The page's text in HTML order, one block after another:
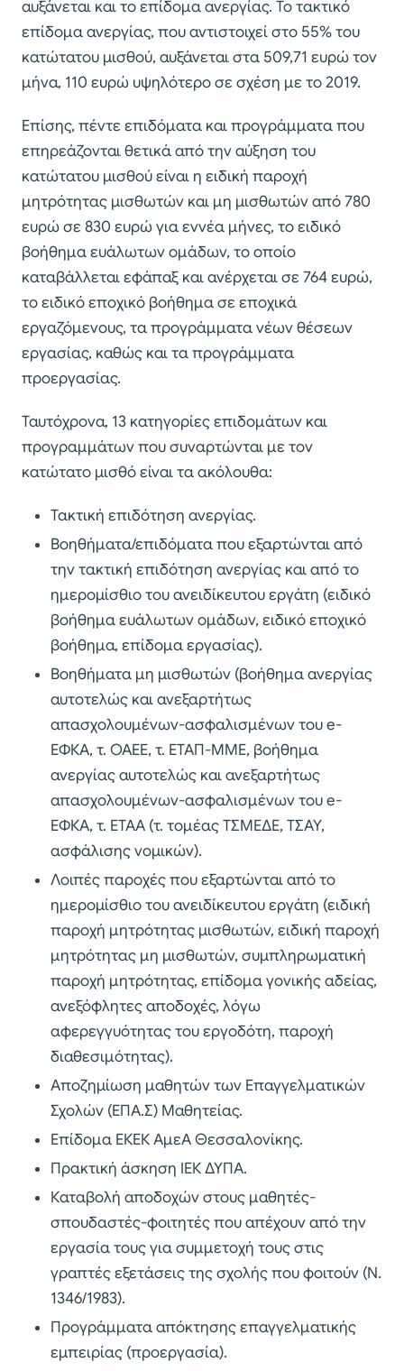
αυξάνεται και το επίδομα ανεργίας. Το τακτικό
επίδομα ανεργίας, που αντιστοιχεί στο 55% του
κατώτατου μισθού, αυξάνεται στα 509,71 ευρώ τον
μήνα, 110 ευρώ υψηλότερο σε σχέση με το 2019.
Επίσης, πέντε επιδόματα και προγράμματα που
επηρεάζονται θετικά από την αύξηση του
κατώτατου μισθού είναι η ειδική παροχή
μητρότητας μισθωτών και μη μισθωτών από 780
ευρώ σε 830 ευρώ για εννέα μήνες, το ειδικό
βοήθημα ευάλωτων ομάδων, το οποίο
καταβάλλεται εφάπαξ και ανέρχεται σε 764 ευρώ,
το ειδικό εποχικό βοήθημα σε εποχικά
εργαζόμενους, τα προγράμματα νέων θέσεων
εργασίας, καθώς και τα προγράμματα
προεργασίας.
Ταυτόχρονα, 13 κατηγορίες επιδομάτων και
προγραμμάτων που συναρτώνται με τον
κατώτατο μισθό είναι τα ακόλουθα:
Τακτική επιδότηση ανεργίας.
Βοηθήματα/επιδόματα που εξαρτώνται από
την τακτική επιδότηση ανεργίας και από το
ημερομίσθιο του ανειδίκευτου εργάτη (ειδικό
βοήθημα ευάλωτων ομάδων, ειδικό εποχικό
βοήθημα, επίδομα εργασίας).
Βοηθήματα μη μισθωτών (βοήθημα ανεργίας
αυτοτελώς και ανεξαρτήτως
απασχολουμένων-ασφαλισμένων του e-
ΕΦΚΑ, τ. ΟΑΕΕ, τ. ΕΤΑΠ-ΜΜΕ, βοήθημα
ανεργίας αυτοτελώς και ανεξαρτήτως
απασχολουμένων-ασφαλισμένων του e-
ΕΦΚΑ, τ. ΕΤΑΑ (τ. τομέας ΤΣΜΕΔΕ, ΤΣΑΥ,
ασφάλισης νομικών).
Λοιπές παροχές που εξαρτώνται από το
ημερομίσθιο του ανειδίκευτου εργάτη (ειδική
παροχή μητρότητας μισθωτών, ειδική παροχή
μητρότητας μη μισθωτών, συμπληρωματική
παροχή μητρότητας, επίδομα γονικής αδείας,
ανεξόφλητες αποδοχές, λόγω
αφερεγγυότητας του εργοδότη, παροχή
διαθεσιμότητας).
Αποζημίωση μαθητών των Επαγγελματικών
Σχολών (ΕΠΑ.Σ) Μαθητείας.
Επίδομα ΕΚΕΚ ΑμεΑ Θεσσαλονίκης.
Πρακτική άσκηση ΙΕΚ ΔΥΠΑ.
Καταβολή αποδοχών στους μαθητές-
σπουδαστές-φοιτητές που απέχουν από την
εργασία τους για συμμετοχή τους στις
γραπτές εξετάσεις της σχολής που φοιτούν (Ν.
1346/1983).
Προγράμματα απόκτησης επαγγελματικής
εμπειρίας (προεργασία).